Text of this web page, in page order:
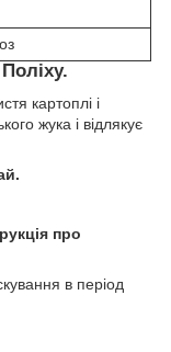
картоплі і
жука і відлякує
про
в період